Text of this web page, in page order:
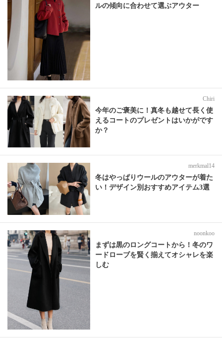
ルの傾向に合わせて選ぶアウター
Chiri
今年のご褒美に！真冬も越せて長く使
えるコートのプレゼントはいかがです
か？
merkmal14
冬はやっぱりウールのアウターが着た
い！デザイン別おすすめアイテム3選
noonkoo
まずは黒のロングコートから！冬のワ
ードローブを賢く揃えてオシャレを楽
しむ